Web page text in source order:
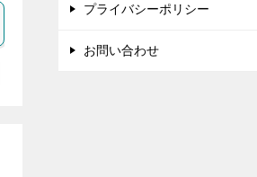
プライバシーポリシー
お問い合わせ